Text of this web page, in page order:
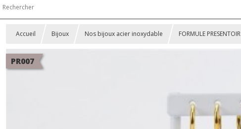
Accueil Bijoux Nos bijoux acier inoxydable FORMULE PRESENTOIR
PR007